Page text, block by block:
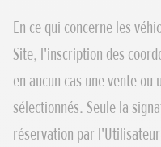
En ce qui concerne les
Site, l'inscription des
en aucun cas une vente
sélectionnés. Seule la
réservation par